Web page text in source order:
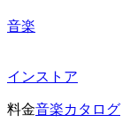
音楽
インストア
料金音楽カタログ